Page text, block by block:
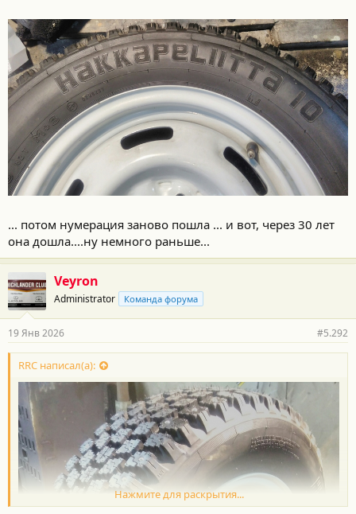
... потом нумерация заново пошла ... и вот, через 30 лет
она дошла....ну немного раньше...
Veyron
Administrator Команда форума
19 Янв 2026 #5.292
RRC написал(а):
Нажмите для раскрытия...